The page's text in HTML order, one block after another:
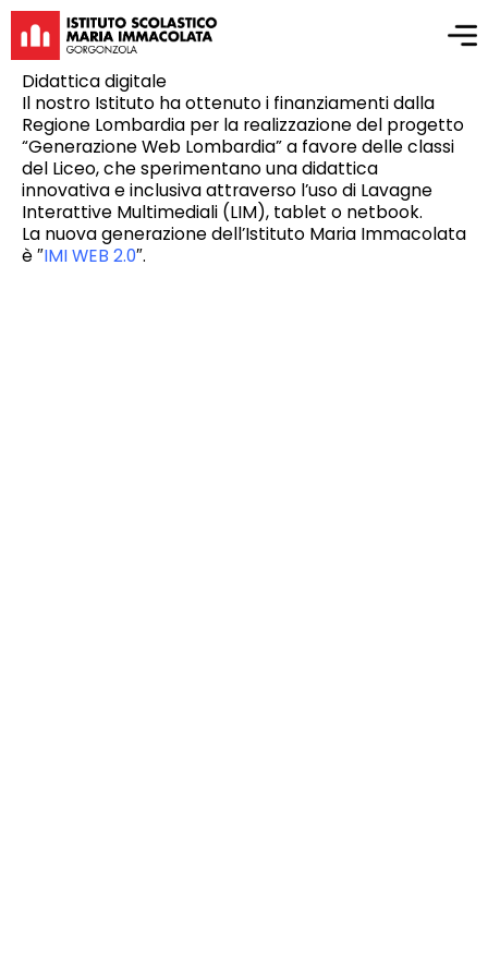
Didattica digitale
Il nostro Istituto ha ottenuto i finanziamenti dalla
Regione Lombardia per la realizzazione del progetto
“Generazione Web Lombardia” a favore delle classi
del Liceo, che sperimentano una didattica
innovativa e inclusiva attraverso l’uso di Lavagne
Interattive Multimediali (LIM), tablet o netbook.
La nuova generazione dell’Istituto Maria Immacolata
è ″IMI WEB 2.0″.